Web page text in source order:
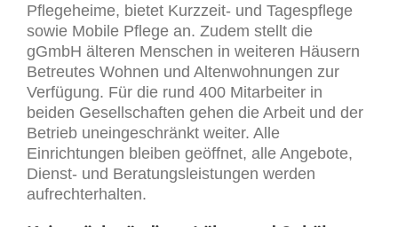
Pflegeheime, bietet Kurzzeit- und Tagespflege
sowie Mobile Pflege an. Zudem stellt die
gGmbH älteren Menschen in weiteren Häusern
Betreutes Wohnen und Altenwohnungen zur
Verfügung. Für die rund 400 Mitarbeiter in
beiden Gesellschaften gehen die Arbeit und der
Betrieb uneingeschränkt weiter. Alle
Einrichtungen bleiben geöffnet, alle Angebote,
Dienst- und Beratungsleistungen werden
aufrechterhalten.